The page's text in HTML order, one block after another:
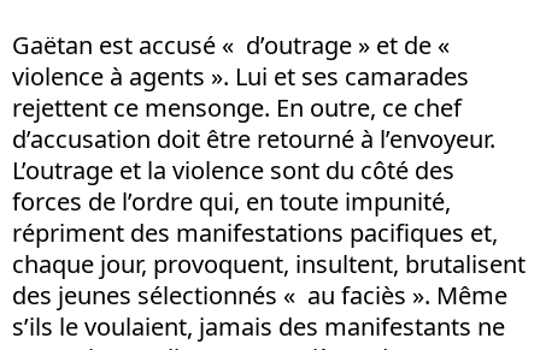
Gaëtan est accusé « d’outrage » et de «
violence à agents ». Lui et ses camarades
rejettent ce mensonge. En outre, ce chef
d’accusation doit être retourné à l’envoyeur.
L’outrage et la violence sont du côté des
forces de l’ordre qui, en toute impunité,
répriment des manifestations pacifiques et,
chaque jour, provoquent, insultent, brutalisent
des jeunes sélectionnés « au faciès ». Même
s’ils le voulaient, jamais des manifestants ne